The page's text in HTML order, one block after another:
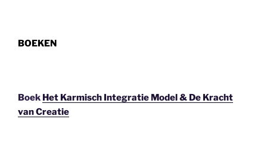
BOEKEN
Boek Het Karmisch Integratie Model & De Kracht
van Creatie